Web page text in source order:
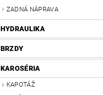
ZADNÁ NÁPRAVA
HYDRAULIKA
BRZDY
KAROSÉRIA
KAPOTÁŽ